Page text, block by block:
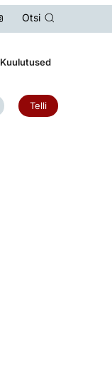
Otsi
Kuulutused
Telli